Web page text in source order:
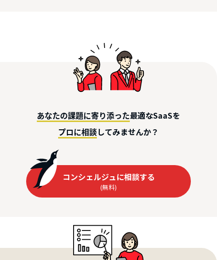
あなたの課題に寄り添った最適なSaaSを
プロに相談してみませんか？
コンシェルジュに相談する
(無料)